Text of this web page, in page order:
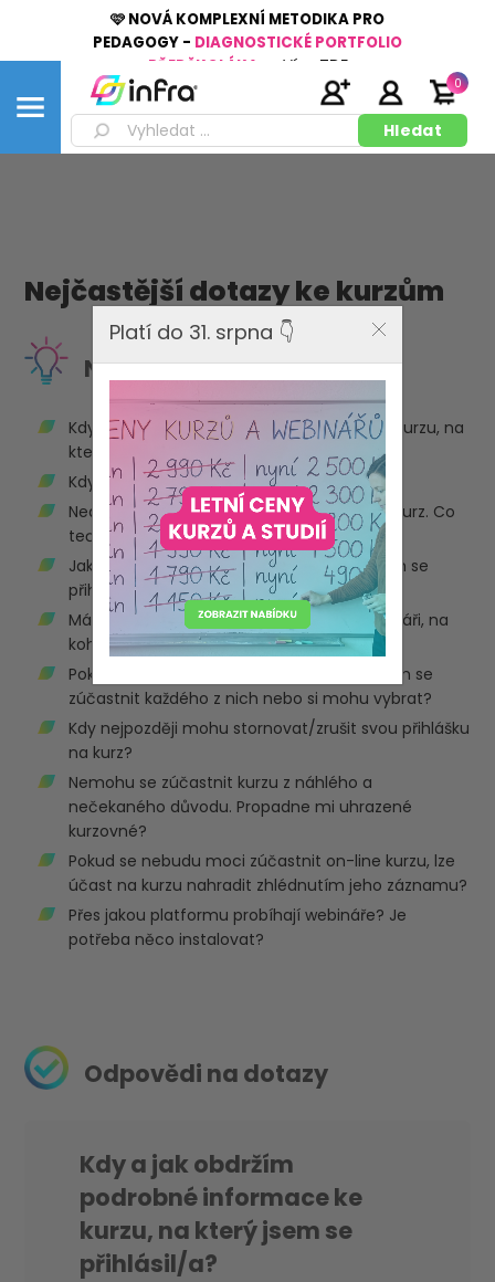
🩷 NOVÁ KOMPLEXNÍ METODIKA PRO
PEDAGOGY - DIAGNOSTICKÉ PORTFOLIO
PŘEDŠKOLÁKA
Více ZDE
0
Nejčastější dotazy ke kurzům
Nejčastější dotazy
Kdy a jak obdržím podrobné informace ke kurzu, na
který jsem se přihlásil/a?
Kdy a kam dostanu osvědčení?
Nedostal/a jsem potvrzení o přihlášení na kurz. Co
teď?
Jak mohu uhradit cenu kurzu, na který jsem se
přihlásil/a?
Mám technické problémy na on-line webináři, na
koho se mohu obrátit?
Pokud se kurz koná v několika dnech, musím se
zúčastnit každého z nich nebo si mohu vybrat?
Kdy nejpozději mohu stornovat/zrušit svou přihlášku
na kurz?
Nemohu se zúčastnit kurzu z náhlého a
nečekaného důvodu. Propadne mi uhrazené
kurzovné?
Pokud se nebudu moci zúčastnit on-line kurzu, lze
účast na kurzu nahradit zhlédnutím jeho záznamu?
Přes jakou platformu probíhají webináře? Je
potřeba něco instalovat?
Odpovědi na dotazy
Kdy a jak obdržím
podrobné informace ke
kurzu, na který jsem se
přihlásil/a?
Platí do 31. srpna 👇